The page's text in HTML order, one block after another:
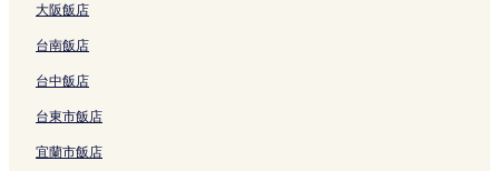
慧科魚露工廠附近的飯店
婆橋飯店
瓜瓊飯店
San Van Dong Duong Dong 體育館附近的飯店
丁考海灘附近的飯店
大阪飯店
台南飯店
台中飯店
台東市飯店
宜蘭市飯店